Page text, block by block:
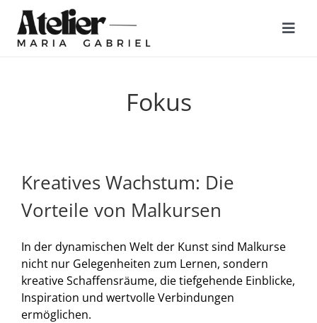
Zum
Inhalt
springen
MALREISEN
KURSE
ÜBER MICH
KONTAKT
Fokus
Kreatives Wachstum: Die
Vorteile von Malkursen
In der dynamischen Welt der Kunst sind Malkurse
nicht nur Gelegenheiten zum Lernen, sondern
kreative Schaffensräume, die tiefgehende Einblicke,
Inspiration und wertvolle Verbindungen
ermöglichen.